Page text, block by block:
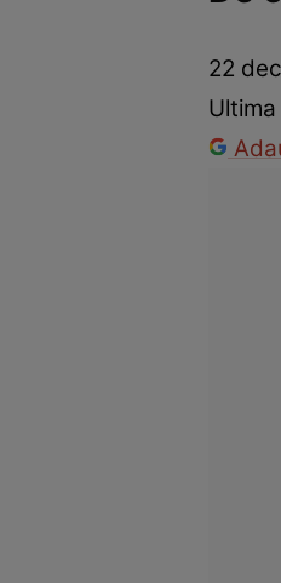
Dezvoltare personală22